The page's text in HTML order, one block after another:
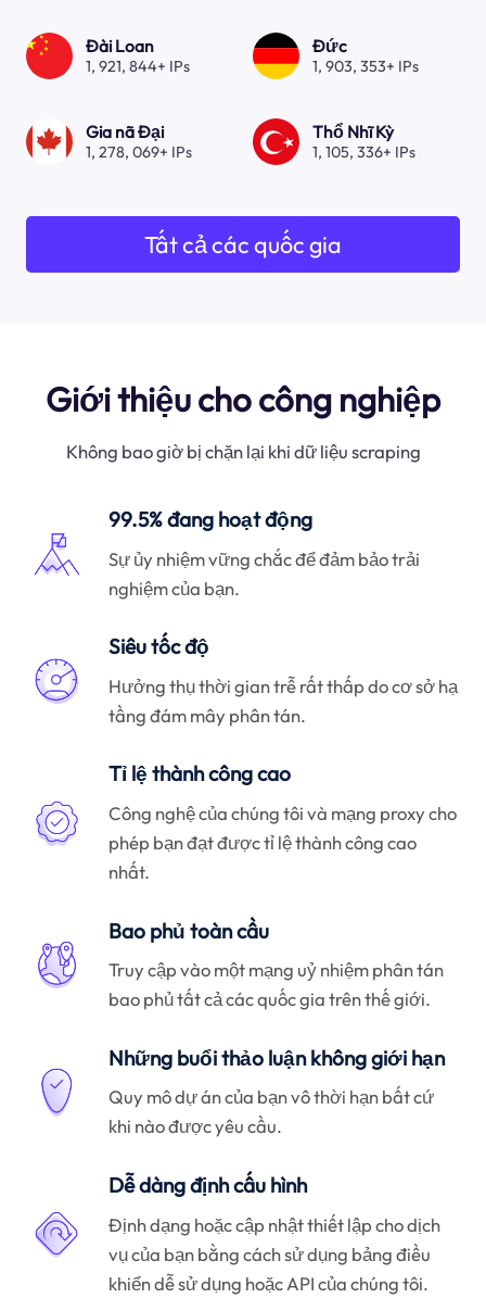
Đài Loan
1, 921, 844+ IPs
Đức
1, 903, 353+ IPs
Gia nã Đại
1, 278, 069+ IPs
Thổ Nhĩ Kỳ
1, 105, 336+ IPs
Tất cả các quốc gia
Giới thiệu cho công nghiệp
Không bao giờ bị chặn lại khi dữ liệu scraping
99.5% đang hoạt động
Sự ủy nhiệm vững chắc để đảm bảo trải
nghiệm của bạn.
Siêu tốc độ
Hưởng thụ thời gian trễ rất thấp do cơ sở hạ
tầng đám mây phân tán.
Tỉ lệ thành công cao
Công nghệ của chúng tôi và mạng proxy cho
phép bạn đạt được tỉ lệ thành công cao
nhất.
Bao phủ toàn cầu
Truy cập vào một mạng uỷ nhiệm phân tán
bao phủ tất cả các quốc gia trên thế giới.
Những buổi thảo luận không giới hạn
Quy mô dự án của bạn vô thời hạn bất cứ
khi nào được yêu cầu.
Dễ dàng định cấu hình
Định dạng hoặc cập nhật thiết lập cho dịch
vụ của bạn bằng cách sử dụng bảng điều
khiển dễ sử dụng hoặc API của chúng tôi.